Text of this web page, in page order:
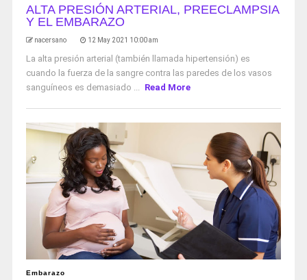
ALTA PRESIÓN ARTERIAL, PREECLAMPSIA
Y EL EMBARAZO
nacersano 12 May 2021 10:00 am
La alta presión arterial (también llamada hipertensión) es
cuando la fuerza de la sangre contra las paredes de los vasos
sanguíneos es demasiado ... Read More
Embarazo